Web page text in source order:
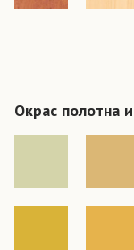
Окрас полотна